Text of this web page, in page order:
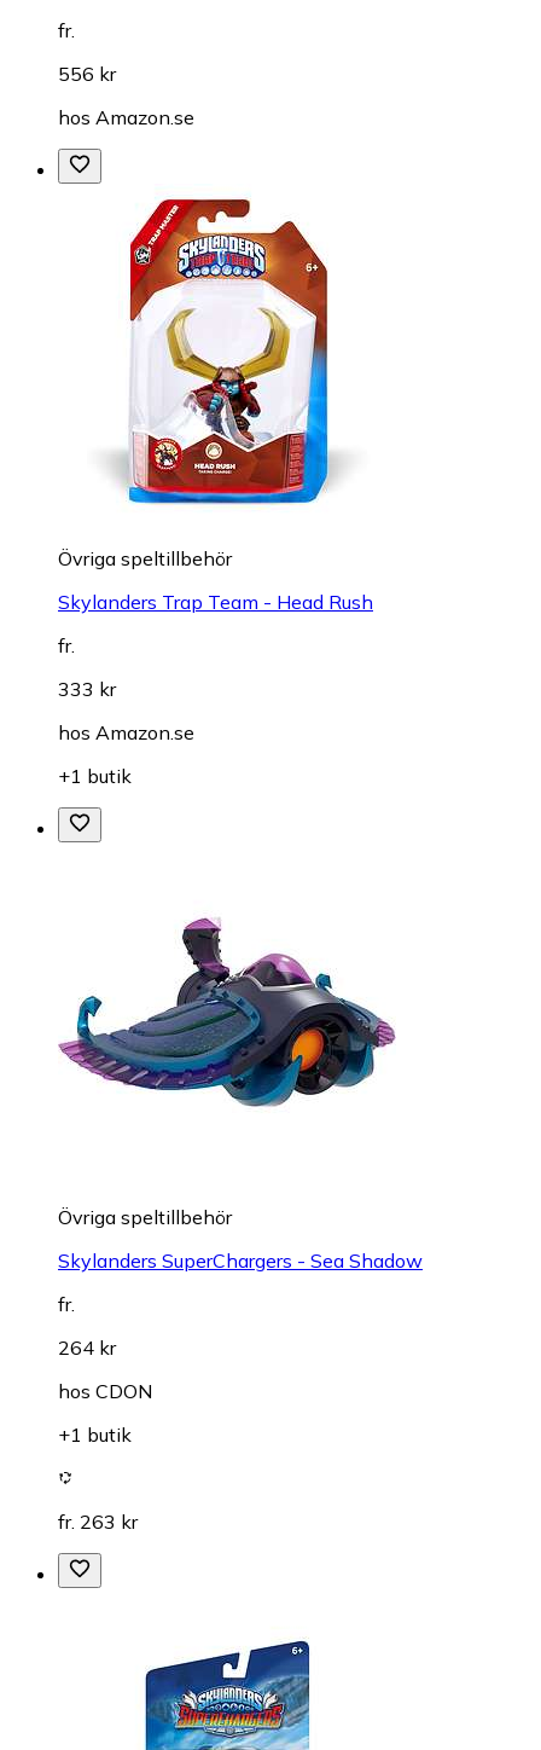
fr.
556 kr
hos Amazon.se
Övriga speltillbehör
Skylanders Trap Team - Head Rush
fr.
333 kr
hos Amazon.se
+1 butik
Övriga speltillbehör
Skylanders SuperChargers - Sea Shadow
fr.
264 kr
hos CDON
+1 butik
fr. 263 kr